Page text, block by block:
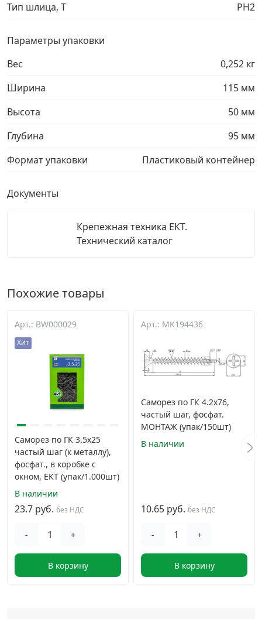
Перфорированный крепеж ›
Тип шлица, T
PH2
Параметры упаковки
Вес
0,252 кг
Ширина
115 мм
Высота
50 мм
Глубина
95 мм
Формат упаковки
Пластиковый контейнер
Документы
Крепежная техника ЕКТ.
Технический каталог
Похожие товары
Арт.: BW000029
Хит
Саморез по ГК 3.5х25
частый шаг (к металлу),
фосфат., в коробке с
окном, ЕКТ (упак/1.000шт)
В наличии
23.7 руб. без НДС
- +
В корзину
Арт.: MK194436
Саморез по ГК 4.2х76,
частый шаг, фосфат.
МОНТАЖ (упак/150шт)
В наличии
10.65 руб. без НДС
- +
В корзину